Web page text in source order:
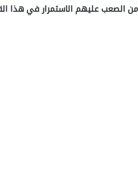
الصعب عليهم الاستمرار في هذا